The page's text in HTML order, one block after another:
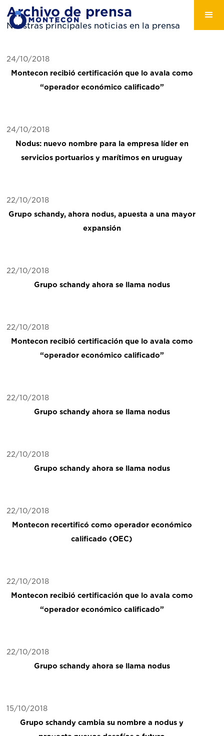
Archivo de prensa
Nuestras principales noticias en la prensa
24/10/2018
Montecon recibió certificación que lo avala como
“operador económico calificado”
24/10/2018
Nodus: nuevo nombre para la empresa líder en
servicios portuarios y marítimos en uruguay
22/10/2018
Grupo schandy, ahora nodus, apuesta a una mayor
expansión
22/10/2018
Grupo schandy ahora se llama nodus
22/10/2018
Montecon recibió certificación que lo avala como
“operador económico calificado”
22/10/2018
Grupo schandy ahora se llama nodus
22/10/2018
Grupo schandy ahora se llama nodus
22/10/2018
Montecon recertificó como operador económico
calificado (OEC)
22/10/2018
Montecon recibió certificación que lo avala como
“operador económico calificado”
22/10/2018
Grupo schandy ahora se llama nodus
15/10/2018
Grupo schandy cambia su nombre a nodus y